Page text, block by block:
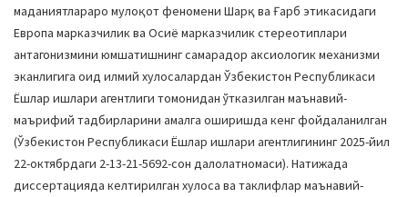
маданиятлараро мулоқот феномени Шарқ ва Ғарб этикасидаги
Европа марказчилик ва Осиё марказчилик стереотиплари
антагонизмини юмшатишнинг самарадор аксиологик механизми
эканлигига оид илмий хулосалардан Ўзбекистон Республикаси
Ёшлар ишлари агентлиги томонидан ўтказилган маънавий-
маърифий тадбирларини амалга оширишда кенг фойдаланилган
(Ўзбекистон Республикаси Ёшлар ишлари агентлигининг 2025-йил
22-октябрдаги 2-13-21-5692-сон далолатномаси). Натижада
диссертацияда келтирилган хулоса ва таклифлар маънавий-